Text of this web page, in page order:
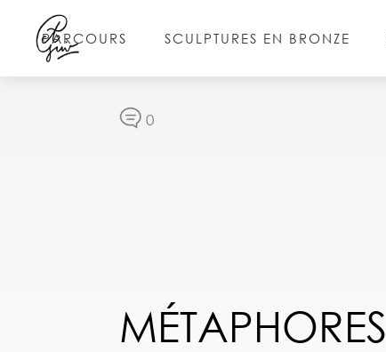
PARCOURS SCULPTURES EN BRONZE
0
MÉTAPHORES